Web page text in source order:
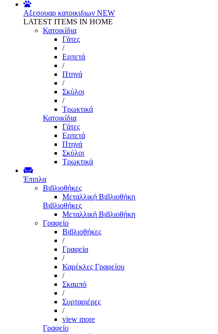
Αξεσουαρ κατοικιδιων NEW
LATEST ITEMS IN HOME
Κατοικίδια
Γάτες
/
Ερπετά
/
Πτηνά
/
Σκύλοι
/
Τρωκτικά
Κατοικίδια
Γάτες
Ερπετά
Πτηνά
Σκύλοι
Τρωκτικά
Έπιπλα
Βιβλιοθήκες
Μεταλλική Βιβλιοθήκη
Βιβλιοθήκες
Μεταλλική Βιβλιοθήκη
Γραφείο
Βιβλιοθήκες
/
Γραφεία
/
Καρέκλες Γραφείου
/
Σκαμπό
/
Συρταριέρες
/
view more
Γραφείο